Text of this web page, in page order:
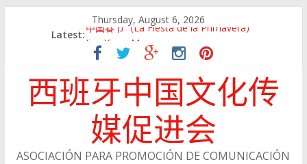
Thursday, August 6, 2026
Latest:中国春节（La Fiesta de la Primavera）
Jing Xiang Ma
留学西班牙——说走就走
与浙江经济网成为战略合作伙伴
会员风采：陈小丽
西班牙中国文化传
媒促进会
ASOCIACIÓN PARA PROMOCIÓN DE COMUNICACIÓN